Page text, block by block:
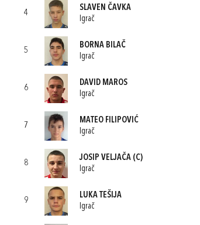
4
SLAVEN ČAVKA
Igrač
5
BORNA BILAČ
Igrač
6
DAVID MAROS
Igrač
7
MATEO FILIPOVIĆ
Igrač
8
JOSIP VELJAČA (C)
Igrač
9
LUKA TEŠIJA
Igrač